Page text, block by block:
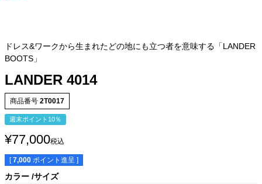
ドレス&ワークから生まれたどの地にも立つ者を意味する「LANDER
BOOTS」
LANDER 4014
商品番号 2T0017
週末ポイント10％
¥77,000税込
[ 7,000 ポイント進呈 ]
カラー サイズ